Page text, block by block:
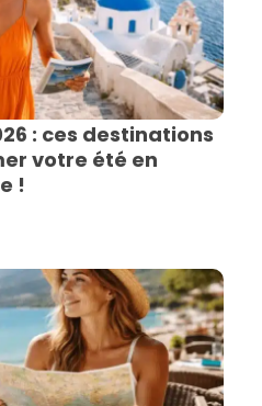
: ces destinations
votre été en
!